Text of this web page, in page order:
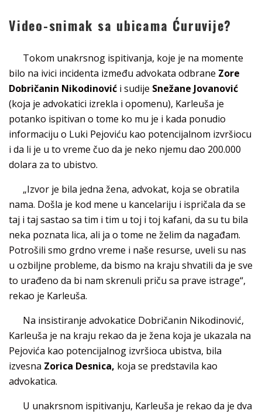
Video-snimak sa ubicama Ćuruvije?
Tokom unakrsnog ispitivanja, koje je na momente
bilo na ivici incidenta između advokata odbrane Zore
Dobričanin Nikodinović i sudije Snežane Jovanović
(koja je advokatici izrekla i opomenu), Karleuša je
potanko ispitivan o tome ko mu je i kada ponudio
informaciju o Luki Pejoviću kao potencijalnom izvršiocu
i da li je u to vreme čuo da je neko njemu dao 200.000
dolara za to ubistvo.
„Izvor je bila jedna žena, advokat, koja se obratila
nama. Došla je kod mene u kancelariju i ispričala da se
taj i taj sastao sa tim i tim u toj i toj kafani, da su tu bila
neka poznata lica, ali ja o tome ne želim da nagađam.
Potrošili smo grdno vreme i naše resurse, uveli su nas
u ozbiljne probleme, da bismo na kraju shvatili da je sve
to urađeno da bi nam skrenuli priču sa prave istrage“,
rekao je Karleuša.
Na insistiranje advokatice Dobričanin Nikodinović,
Karleuša je na kraju rekao da je žena koja je ukazala na
Pejovića kao potencijalnog izvršioca ubistva, bila
izvesna Zorica Desnica, koja se predstavila kao
advokatica.
U unakrsnom ispitivanju, Karleuša je rekao da je dva